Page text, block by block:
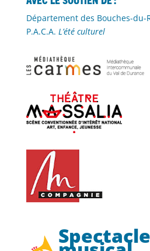
Département des Bouches-du-
P.A.C.A. L’été culturel
Spectacle